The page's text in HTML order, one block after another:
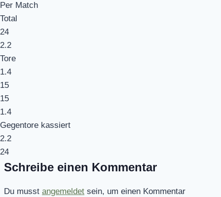
Per Match
Total
24
2.2
Tore
1.4
15
15
1.4
Gegentore kassiert
2.2
24
Schreibe einen Kommentar
Du musst angemeldet sein, um einen Kommentar